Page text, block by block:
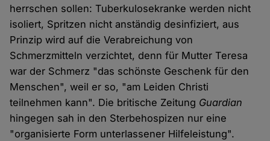
herrschen sollen: Tuberkulosekranke werden nicht
isoliert, Spritzen nicht anständig desinfiziert, aus
Prinzip wird auf die Verabreichung von
Schmerzmitteln verzichtet, denn für Mutter Teresa
war der Schmerz "das schönste Geschenk für den
Menschen", weil er so, "am Leiden Christi
teilnehmen kann". Die britische Zeitung Guardian
hingegen sah in den Sterbehospizen nur eine
"organisierte Form unterlassener Hilfeleistung".